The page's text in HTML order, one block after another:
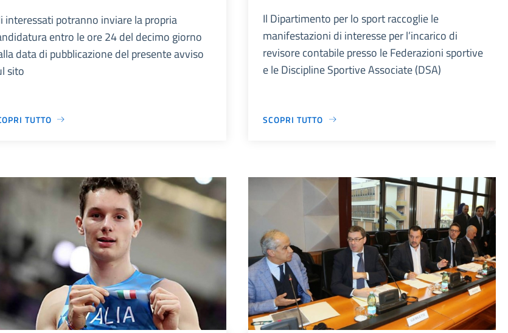
interessati potranno inviare la propria
entro le ore 24 del decimo giorno
data di pubblicazione del presente avviso
sito
TUTTO
Il Dipartimento per lo sport raccoglie le
manifestazioni di interesse per l’incarico di
revisore contabile presso le Federazioni sportive
e le Discipline Sportive Associate (DSA)
SCOPRI TUTTO